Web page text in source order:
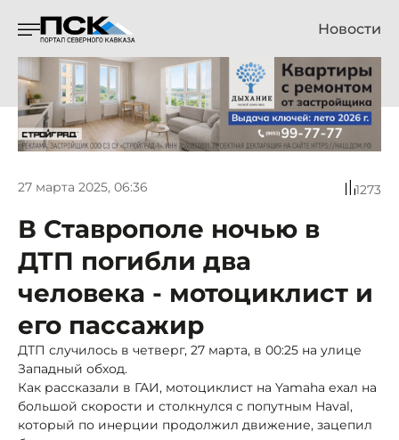
Новости
27 марта 2025, 06:36 1273
В Ставрополе ночью в
ДТП погибли два
человека - мотоциклист и
его пассажир
ДТП случилось в четверг, 27 марта, в 00:25 на улице
Западный обход.
Как рассказали в ГАИ, мотоциклист на Yamaha ехал на
большой скорости и столкнулся с попутным Haval,
который по инерции продолжил движение, зацепил